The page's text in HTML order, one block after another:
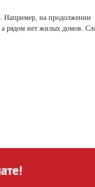
Например, на продолжении
а рядом нет жилых домов.